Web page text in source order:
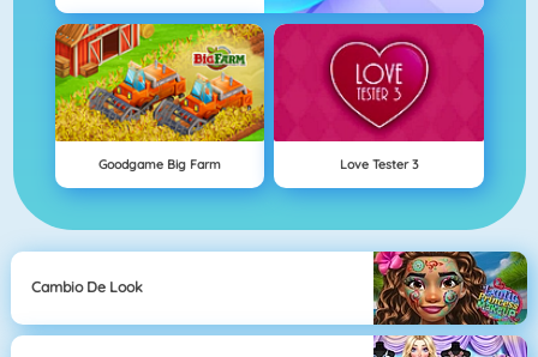
Goodgame Big Farm Love Tester 3
Cambio De Look